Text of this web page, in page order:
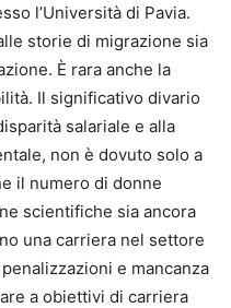
l’Università di Pavia.
storie di migrazione sia
È rara anche la
Il significativo divario
salariale e alla
non è dovuto solo a
il numero di donne
scientifiche sia ancora
una carriera nel settore
e mancanza
a obiettivi di carriera